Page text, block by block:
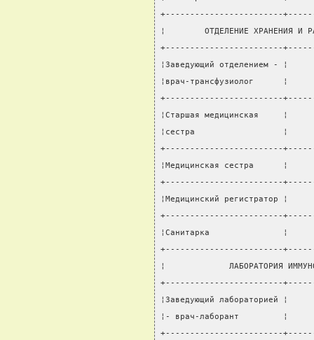
+------------------------
¦        ОТДЕЛЕНИЕ ХРАНЕНИЯ И
+------------------------
¦Заведующий отделением
¦врач-трансфузиолог
+------------------------
¦Старшая медицинская
¦сестра                  ¦
+------------------------
¦Медицинская сестра
+------------------------
¦Медицинский
+------------------------
¦Санитарка               ¦
+------------------------
¦             ЛАБОРАТОРИЯ
+------------------------
¦Заведующий
¦- врач-лаборант
+------------------------